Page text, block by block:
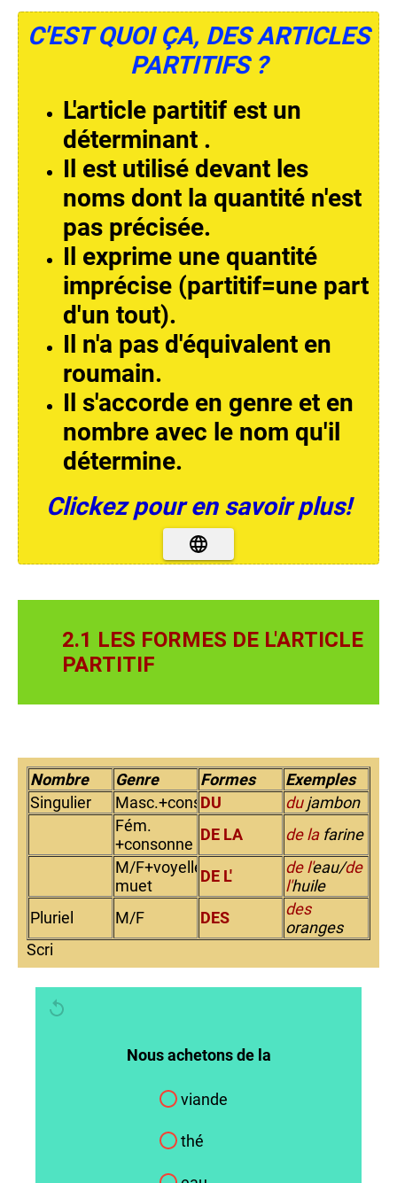
C'EST QUOI ÇA, DES ARTICLES
PARTITIFS ?
L'article partitif est un
déterminant .
Il est utilisé devant les
noms dont la quantité n'est
pas précisée.
Il exprime une quantité
imprécise (partitif=une part
d'un tout).
Il n'a pas d'équivalent en
roumain.
Il s'accorde en genre et en
nombre avec le nom qu'il
détermine.
Clickez pour en savoir plus!
2.1 LES FORMES DE L'ARTICLE
PARTITIF
Nombre Genre Formes
Exemples
Singulier
Masc.+consonne
DU dujambon
Fém.
+consonne
DE LA de lafarine
M/F+voyelle/h
muet
DE L' de l'eau/de
l'huile
Pluriel
M/F DES
des
oranges
Scri
Nous achetons de la
viande
thé